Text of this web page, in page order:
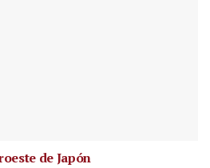
de Japón